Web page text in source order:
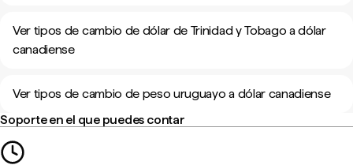
Ver tipos de cambio de dólar de Trinidad y Tobago a dólar
canadiense
Ver tipos de cambio de peso uruguayo a dólar canadiense
Soporte en el que puedes contar